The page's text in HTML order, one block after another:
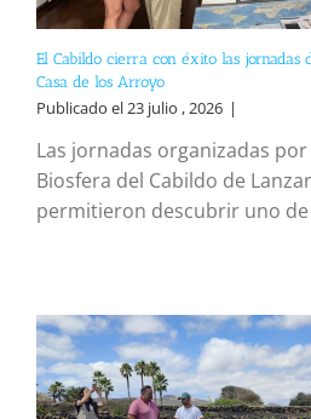
El Cabildo cierra con éxito las jornadas
Casa de los Arroyo
Publicado el 23 julio , 2026 |
Las jornadas organizadas por
Biosfera del Cabildo de
permitieron descubrir uno